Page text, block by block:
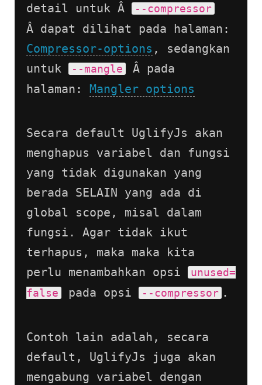
detail untuk Â
--compressor
Compressor-options , sedangkan
untuk
--mangle
Â pada
halaman: Mangler options
Secara default UglifyJs akan
menghapus variabel dan fungsi
yang tidak digunakan yang
berada SELAIN yang ada di
global scope, misal dalam
fungsi. Agar tidak ikut
terhapus, maka maka kita
perlu menambahkan opsi
unused=
false
pada opsi --compressor .
Contoh lain adalah, secara
default, UglifyJs juga akan
mengabung variabel dengan